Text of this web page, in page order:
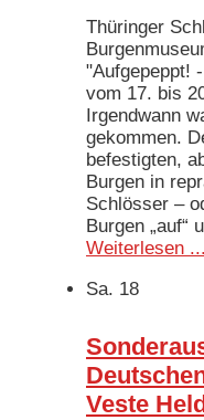
Thüringer
"Aufgepeppt!
vom 17. bis
Irgendwann
gekommen.
befestigten,
Burgen in
Schlösser –
Burgen „auf“
Weiterlesen ...
Sa. 18
Veste